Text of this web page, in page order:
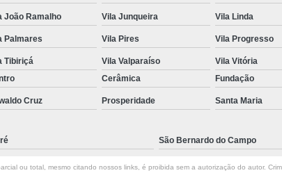
João Ramalho Vila Junqueira Vila Linda
Palmares Vila Pires Vila Progresso
Tibiriçá Vila Valparaíso Vila Vitória
Cerâmica Fundação
Cruz Prosperidade Santa Maria
São Bernardo do Campo
ou total, mesmo citando nossos links, é proibida sem a autorização do autor.